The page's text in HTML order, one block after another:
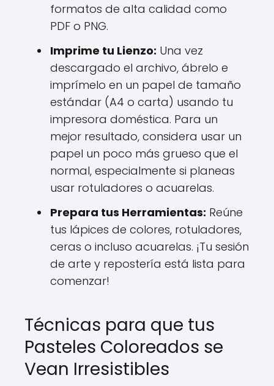
formatos de alta calidad como
PDF o PNG.
Imprime tu Lienzo: Una vez
descargado el archivo, ábrelo e
imprímelo en un papel de tamaño
estándar (A4 o carta) usando tu
impresora doméstica. Para un
mejor resultado, considera usar un
papel un poco más grueso que el
normal, especialmente si planeas
usar rotuladores o acuarelas.
Prepara tus Herramientas: Reúne
tus lápices de colores, rotuladores,
ceras o incluso acuarelas. ¡Tu sesión
de arte y repostería está lista para
comenzar!
Técnicas para que tus
Pasteles Coloreados se
Vean Irresistibles